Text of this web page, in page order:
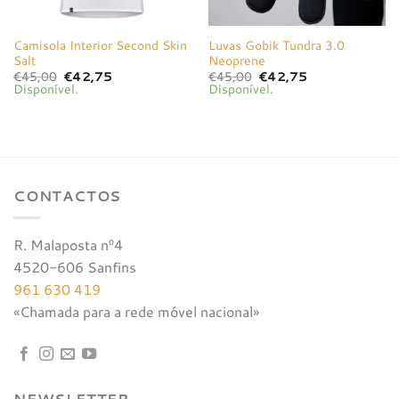
Camisola Interior Second Skin
Salt
€45,00 O
preço
original
€42,75O
Disponível.
Luvas Gobik Tundra 3.0
Neoprene
€45,00 O
preço
original
€42,75O
Disponível.
CONTACTOS
R. Malaposta nº4
4520-606 Sanfins
961 630 419
«Chamada para a rede móvel nacional»